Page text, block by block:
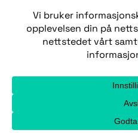
Med enerett ©
Send
Personvernerklæring